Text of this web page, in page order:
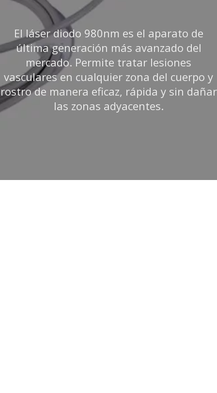
El láser diodo 980nm es el aparato de
última generación más avanzado del
mercado. Permite tratar lesiones
vasculares en cualquier zona del cuerpo y
rostro de manera eficaz, rápida y sin dañar
las zonas adyacentes.